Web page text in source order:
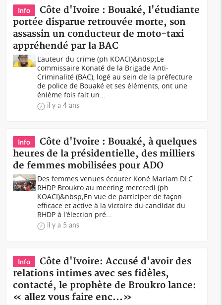
Info
Côte d'Ivoire : Bouaké, l'étudiante
portée disparue retrouvée morte, son
assassin un conducteur de moto-taxi
appréhendé par la BAC
L'auteur du crime (ph KOACI)&nbsp;Le
commissaire Konaté de la Brigade Anti-
Criminalité (BAC), logé au sein de la préfecture
de police de Bouaké et ses éléments, ont une
énième fois fait un...
il y a 4 ans
Info
Côte d'Ivoire : Bouaké, à quelques
heures de la présidentielle, des milliers
de femmes mobilisées pour ADO
Des femmes venues écouter Koné Mariam DLC
RHDP Broukro au meeting mercredi (ph
KOACI)&nbsp;En vue de participer de façon
efficace et active à la victoire du candidat du
RHDP à l'élection pré...
il y a 5 ans
Info
Côte d'Ivoire: Accusé d'avoir des
relations intimes avec ses fidèles,
contacté, le prophète de Broukro lance:
« allez vous faire enc...»